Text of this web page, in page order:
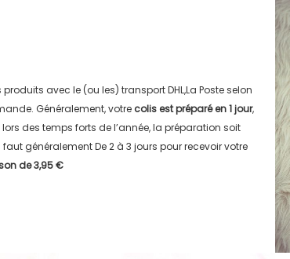
produits avec le (ou les) transportDHL,La Posteselon
Généralement, votre colis est préparé en1 jour,
des temps forts de l’année, la préparation soit
faut généralementDe 2 à 3 jours pour recevoir votre
de3,95 €